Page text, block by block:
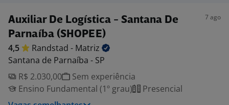
Auxiliar De Logística - Santana De
Parnaíba (SHOPEE)
7 ago
4,5 Randstad - Matriz
Santana de Parnaíba - SP
R$ 2.030,00
Sem experiência
Ensino Fundamental (1º grau)
Presencial